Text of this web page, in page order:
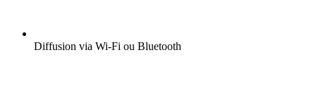
Diffusion via Wi-Fi ou Bluetooth